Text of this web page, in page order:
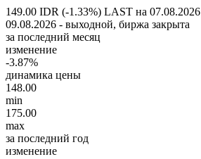
149.00 IDR (-1.33%) LAST на 07.08.2026
09.08.2026 - выходной, биржа закрыта
за последний месяц
изменение
-3.87%
динамика цены
148.00
min
175.00
max
за последний год
изменение